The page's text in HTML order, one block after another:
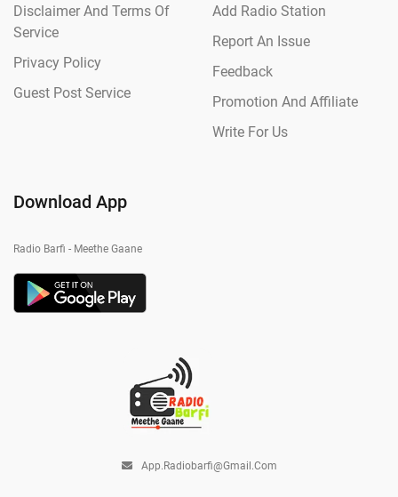
Disclaimer And Terms Of
Service
Privacy Policy
Guest Post Service
Add Radio Station
Report An Issue
Feedback
Promotion And Affiliate
Write For Us
Download App
Radio Barfi - Meethe Gaane
App.radiobarfi@gmail.com